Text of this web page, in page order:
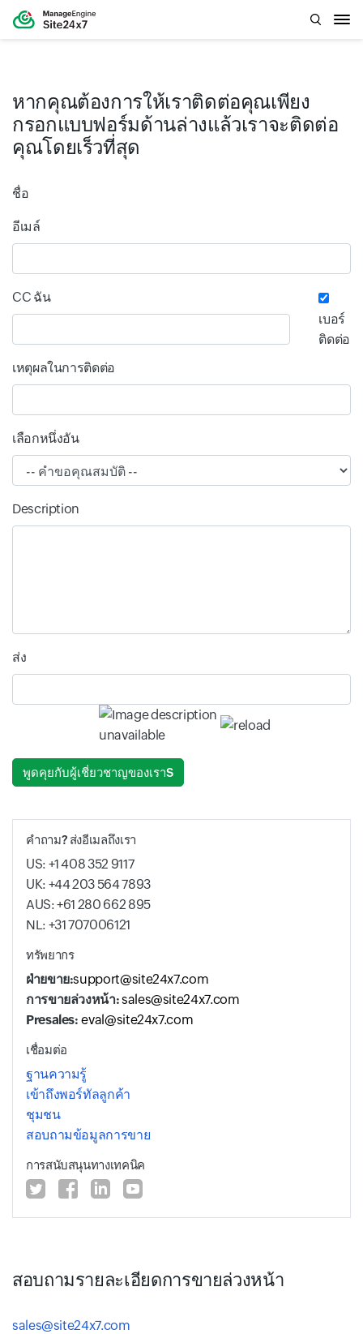
หากคุณต้องการให้เราติดต่อคุณเพียง
กรอกแบบฟอร์มด้านล่างแล้วเราจะติดต่อ
คุณโดยเร็วที่สุด
ชื่อ
Input field
Input field
อีเมล์
CC ฉัน
เบอร์
ติดต่อ
เหตุผลในการติดต่อ
เลือกหนึ่งอัน
Description
ส่ง
Input field
Input field
คำถาม? ส่งอีเมลถึงเรา
US: +1 408 352 9117
UK: +44 203 564 7893
AUS: +61 280 662 895
NL: +31 707006121
ทรัพยากร
ฝ่ายขาย:support@site24x7.com
การขายล่วงหน้า:sales@site24x7.com
Presales:eval@site24x7.com
เชื่อมต่อ
ฐานความรู้
เข้าถึงพอร์ทัลลูกค้า
ชุมชน
สอบถามข้อมูลการขาย
การสนับสนุนทางเทคนิค
สอบถามรายละเอียดการขายล่วงหน้า
sales@site24x7.com